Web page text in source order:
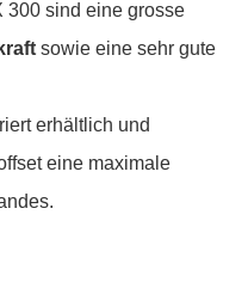
300 sind eine grosse
sowie eine sehr gute
erhältlich und
eine maximale